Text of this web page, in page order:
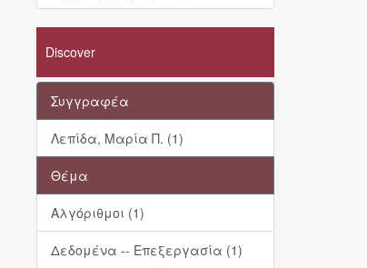
Discover
Συγγραφέα
Λεπίδα, Μαρία Π. (1)
Θέμα
Αλγόριθμοι (1)
Δεδομένα -- Επεξεργασία (1)